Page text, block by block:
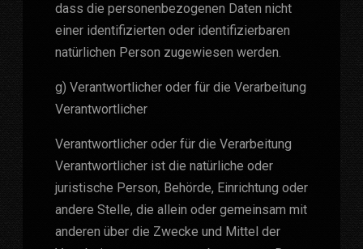
dass die personenbezogenen Daten nicht
einer identifizierten oder identifizierbaren
natürlichen Person zugewiesen werden.
g) Verantwortlicher oder für die Verarbeitung
Verantwortlicher
Verantwortlicher oder für die Verarbeitung
Verantwortlicher ist die natürliche oder
juristische Person, Behörde, Einrichtung oder
andere Stelle, die allein oder gemeinsam mit
anderen über die Zwecke und Mittel der